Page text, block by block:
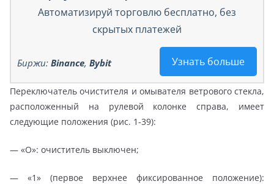
Автоматизируй торговлю бесплатно, без
скрытых платежей
Узнать больше
Биржи: Binance, Bybit
Переключатель очистителя и омывателя ветрового стекла,
расположенный на рулевой колонке справа, имеет
следующие положения (рис. 1-39):
— «О»: очиститель выключен;
— «1» (первое верхнее фиксированное положение):